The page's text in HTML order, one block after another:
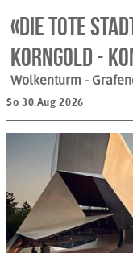
«Die tote
Korngold -
Wolkenturm -
So 30.Aug 2026